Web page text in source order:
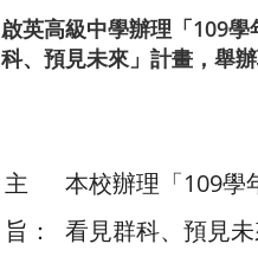
啟英高級中學辦理「109
科、預見未來」計畫，舉
主
旨：
本校辦理「109學
看見群科、預見